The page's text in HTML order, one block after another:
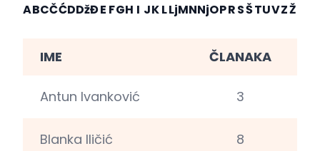
ABCČĆDDžĐE FGH I JKLLjMNNjOPRSŠTUVZŽ
IME ČLANAKA
Antun Ivanković 3
Blanka Iličić 8